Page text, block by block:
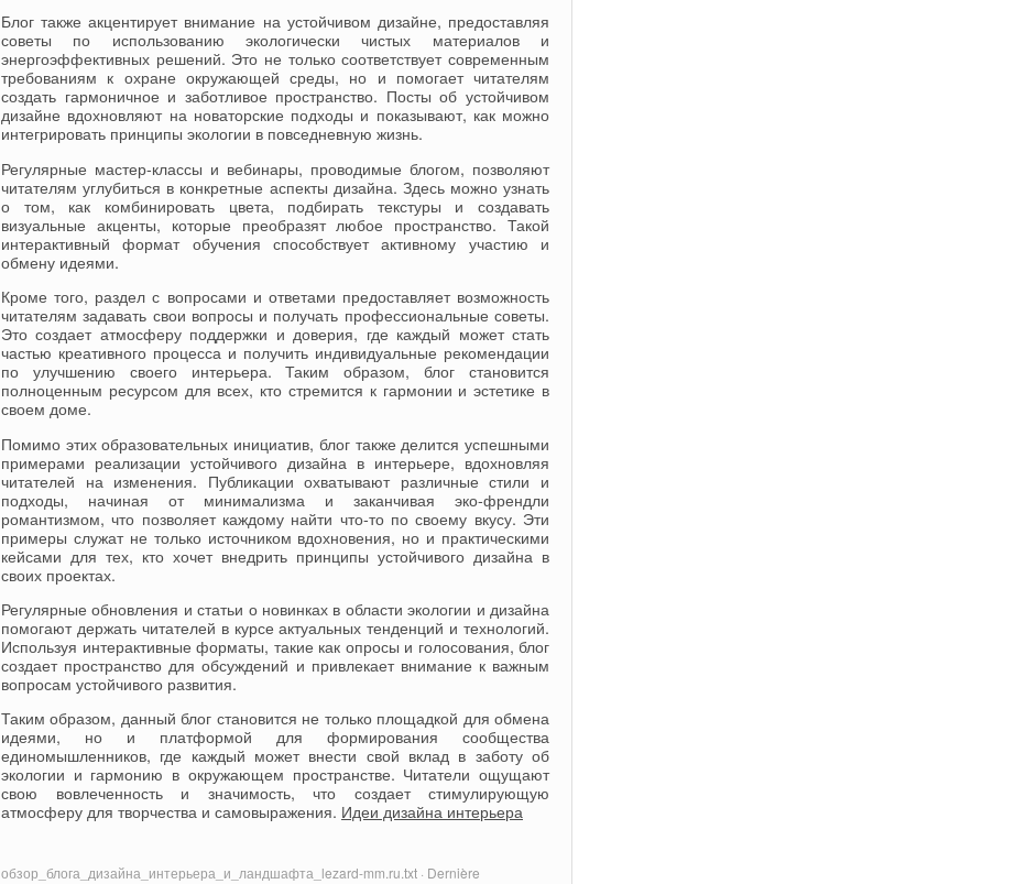
Блог также акцентирует внимание на устойчивом дизайне, предоставляя
советы по использованию экологически чистых материалов и
энергоэффективных решений. Это не только соответствует современным
требованиям к охране окружающей среды, но и помогает читателям
создать гармоничное и заботливое пространство. Посты об устойчивом
дизайне вдохновляют на новаторские подходы и показывают, как можно
интегрировать принципы экологии в повседневную жизнь.
Регулярные мастер-классы и вебинары, проводимые блогом, позволяют
читателям углубиться в конкретные аспекты дизайна. Здесь можно узнать
о том, как комбинировать цвета, подбирать текстуры и создавать
визуальные акценты, которые преобразят любое пространство. Такой
интерактивный формат обучения способствует активному участию и
обмену идеями.
Кроме того, раздел с вопросами и ответами предоставляет возможность
читателям задавать свои вопросы и получать профессиональные советы.
Это создает атмосферу поддержки и доверия, где каждый может стать
частью креативного процесса и получить индивидуальные рекомендации
по улучшению своего интерьера. Таким образом, блог становится
полноценным ресурсом для всех, кто стремится к гармонии и эстетике в
своем доме.
Помимо этих образовательных инициатив, блог также делится успешными
примерами реализации устойчивого дизайна в интерьере, вдохновляя
читателей на изменения. Публикации охватывают различные стили и
подходы, начиная от минимализма и заканчивая эко-френдли
романтизмом, что позволяет каждому найти что-то по своему вкусу. Эти
примеры служат не только источником вдохновения, но и практическими
кейсами для тех, кто хочет внедрить принципы устойчивого дизайна в
своих проектах.
Регулярные обновления и статьи о новинках в области экологии и дизайна
помогают держать читателей в курсе актуальных тенденций и технологий.
Используя интерактивные форматы, такие как опросы и голосования, блог
создает пространство для обсуждений и привлекает внимание к важным
вопросам устойчивого развития.
Таким образом, данный блог становится не только площадкой для обмена
идеями, но и платформой для формирования сообщества
единомышленников, где каждый может внести свой вклад в заботу об
экологии и гармонию в окружающем пространстве. Читатели ощущают
свою вовлеченность и значимость, что создает стимулирующую
атмосферу для творчества и самовыражения. Идеи дизайна интерьера
обзор_блога_дизайна_интерьера_и_ландшафта_lezard-mm.ru.txt · Dernière